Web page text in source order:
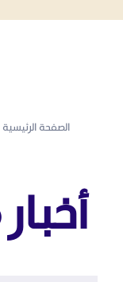
تخطي إلى المحتوى
أخبار
الصفحة الرئيسية